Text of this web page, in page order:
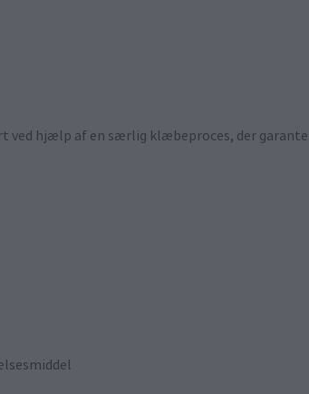
ved hjælp af en særlig klæbeproces, der